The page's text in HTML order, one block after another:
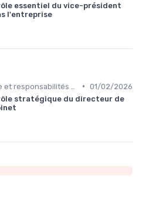
essentiel du vice-président
l'entreprise
• 01/02/2026
stratégique du directeur de